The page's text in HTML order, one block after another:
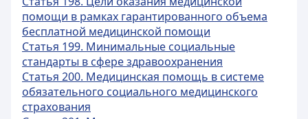
помощи в рамках гарантированного объема
бесплатной медицинской помощи
Статья 199. Минимальные социальные
стандарты в сфере здравоохранения
Статья 200. Медицинская помощь в системе
обязательного социального медицинского
страхования